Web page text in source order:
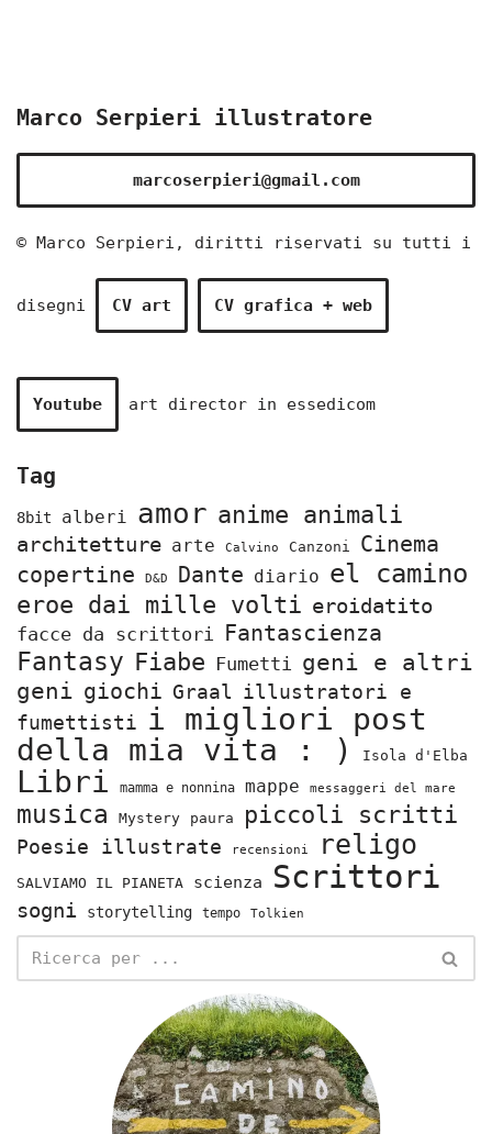
Marco Serpieri illustratore
marcoserpieri@gmail.com
© Marco Serpieri, diritti riservati su tutti i
disegni CV art CV grafica + web
Youtube art director in essedicom
Tag
8bit alberi amor anime animali
architetture arte Calvino Canzoni
Cinema
copertine
D&D Dante diario el camino
eroe dai mille volti eroidatito
facce da scrittori Fantascienza
Fantasy Fiabe Fumetti geni e altri
geni giochi Graal illustratori e
fumettisti i migliori post
della mia vita : )
Isola d'Elba
Libri mamma e nonnina mappe messaggeri del mare
musica Mystery paura piccoli scritti
Poesie illustrate recensioni religo
SALVIAMO IL PIANETA scienza Scrittori
sogni storytelling tempo Tolkien